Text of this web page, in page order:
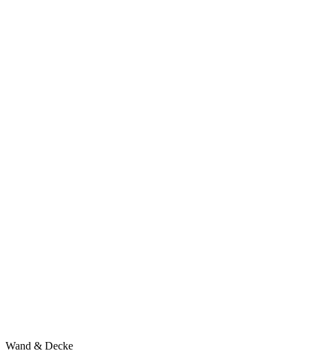
Wand & Decke